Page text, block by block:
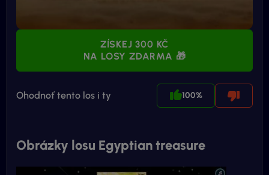
ZÍSKEJ 300 KČ
NA LOSY ZDARMA 🎁
Ohodnoť tento los i ty 100%
Obrázky losu Egyptian treasure